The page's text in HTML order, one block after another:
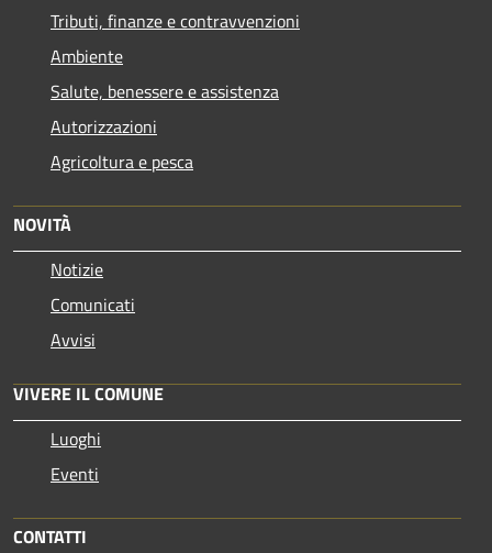
Tributi, finanze e contravvenzioni
Ambiente
Salute, benessere e assistenza
Autorizzazioni
Agricoltura e pesca
NOVITÀ
Notizie
Comunicati
Avvisi
VIVERE IL COMUNE
Luoghi
Eventi
CONTATTI